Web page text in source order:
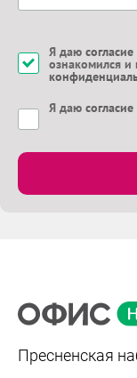
Я даю
ознакомился
Я даю
Пресненская